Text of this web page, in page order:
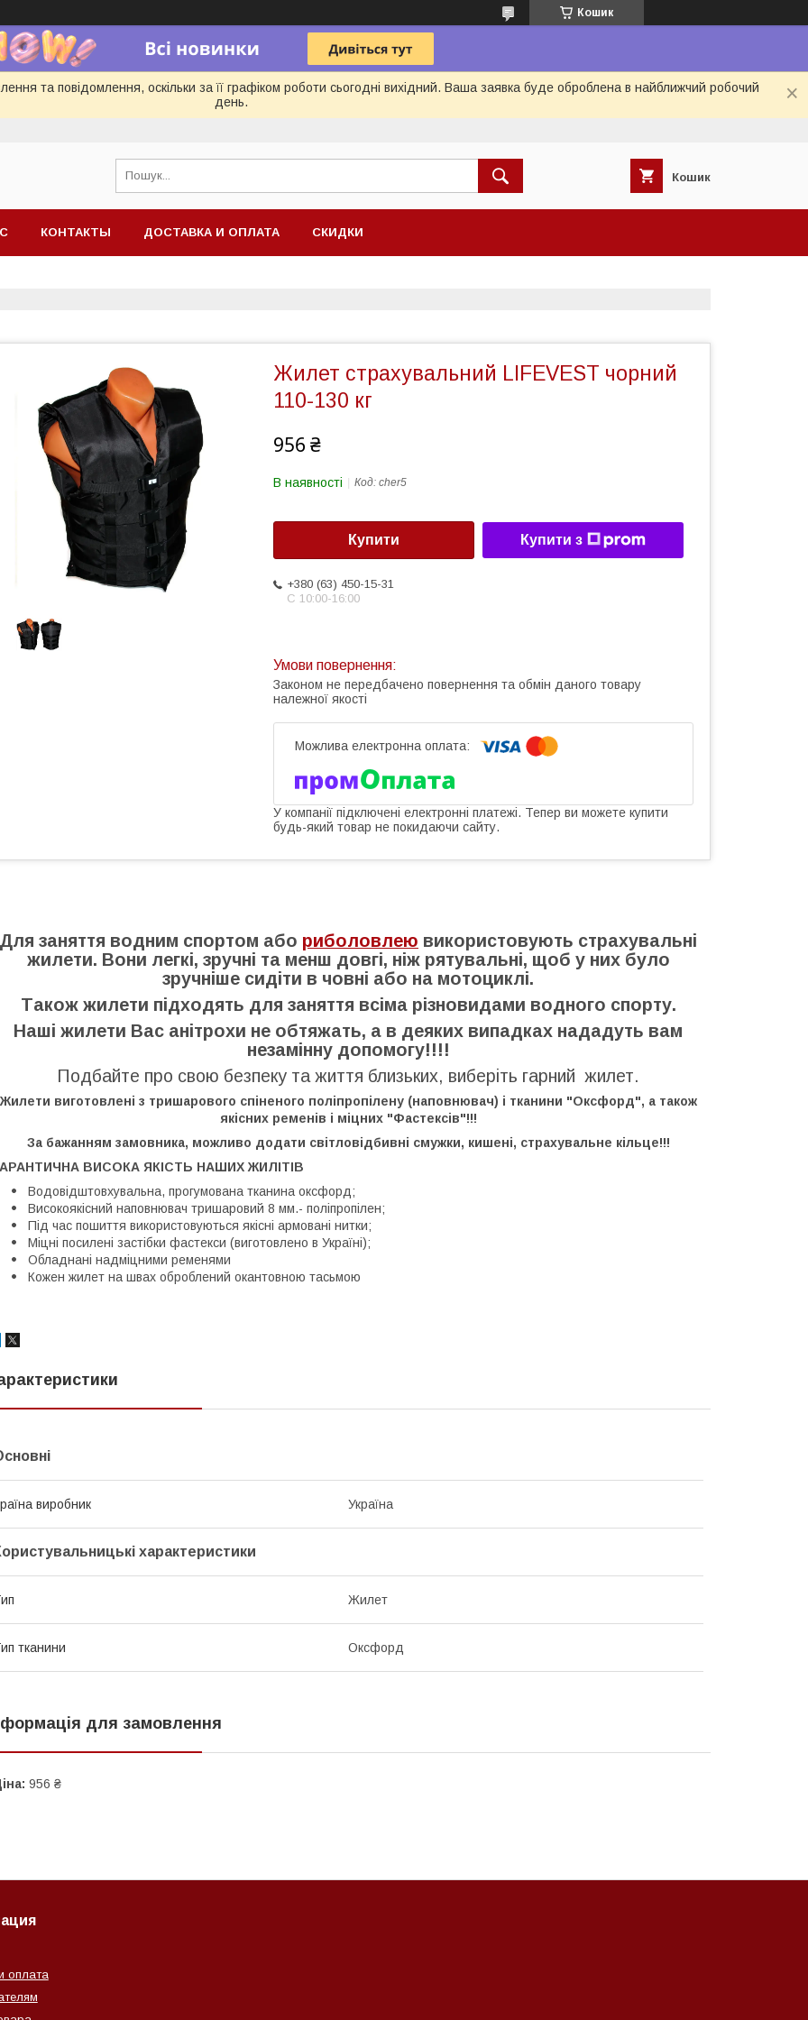
Кошик
та повідомлення, оскільки за її графіком роботи сьогодні вихідний. Ваша заявка буде оброблена в найближчий робочий
день.
Кошик
КОНТАКТЫ ДОСТАВКА И ОПЛАТА СКИДКИ
Жилет страхувальний LIFEVEST чорний
110-130 кг
956 ₴
В наявності Код: cher5
Купити Купити з
+380 (63) 450-15-31
С 10:00-16:00
Законом не передбачено повернення та обмін даного товару
належної якості
У компанії підключені електронні платежі. Тепер ви можете купити
будь-який товар не покидаючи сайту.
Для заняття водним спортом або риболовлею використовують страхувальні
жилети. Вони легкі, зручні та менш довгі, ніж рятувальні, щоб у них було
зручніше сидіти в човні або на мотоциклі.
Також жилети підходять для заняття всіма різновидами водного спорту.
Наші жилети Вас анітрохи не обтяжать, а в деяких випадках нададуть вам
незамінну допомогу!!!!
Подбайте про свою безпеку та життя близьких, виберіть гарний жилет.
Жилети виготовлені з тришарового спіненого поліпропілену (наповнювач) і тканини "Оксфорд", а також
якісних ременів і міцних "Фастексів"!!!
За бажанням замовника, можливо додати світловідбивні смужки, кишені, страхувальне кільце!!!
ВИСОКА ЯКІСТЬ НАШИХ ЖИЛІТІВ
Водовідштовхувальна, прогумована тканина оксфорд;
Високоякісний наповнювач тришаровий 8 мм.- поліпропілен;
Під час пошиття використовуються якісні армовані нитки;
Міцні посилені застібки фастекси (виготовлено в Україні);
Обладнані надміцними ременями
Кожен жилет на швах оброблений окантовною тасьмою
виробник Україна
характеристики
Жилет
тканини Оксфорд
для замовлення
956 ₴
оплата